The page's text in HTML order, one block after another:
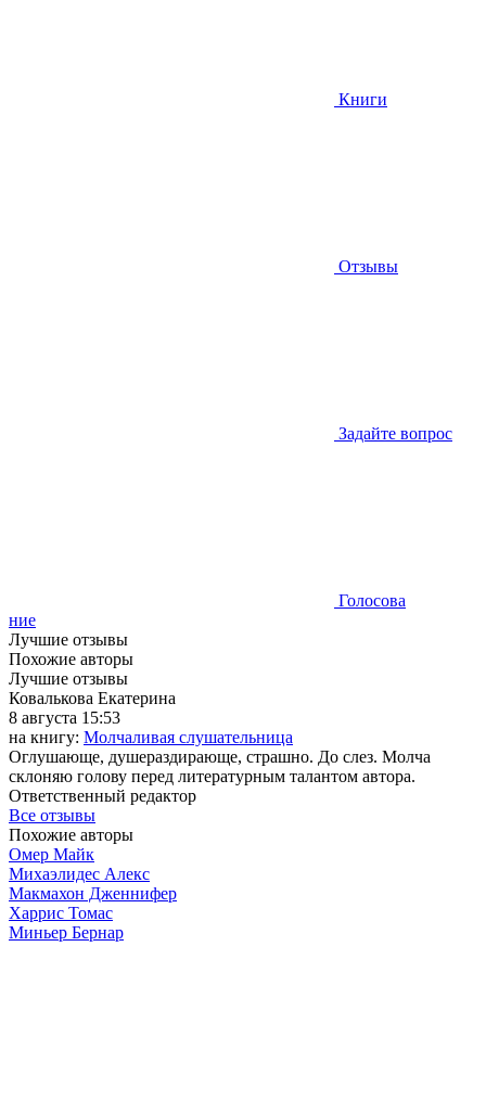
Книги
Отзывы
Задайте вопрос
Голосова
ние
Лучшие отзывы
Похожие авторы
Лучшие отзывы
Ковалькова Екатерина
8 августа 15:53
на книгу: Молчаливая слушательница
Оглушающе, душераздирающе, страшно. До слез. Молча
склоняю голову перед литературным талантом автора.
Ответственный редактор
Все отзывы
Похожие авторы
Омер Майк
Михаэлидес Алекс
Макмахон Дженнифер
Харрис Томас
Миньер Бернар